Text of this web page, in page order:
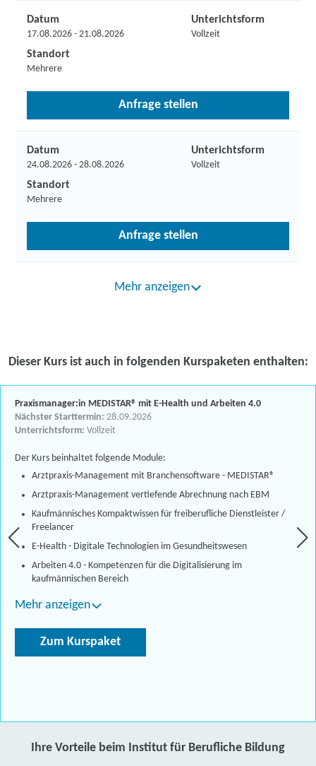
Datum
17.08.2026 - 21.08.2026
Unterichtsform
Vollzeit
Standort
Mehrere
Anfrage stellen
Datum
24.08.2026 - 28.08.2026
Unterichtsform
Vollzeit
Standort
Mehrere
Anfrage stellen
Mehr anzeigen
Dieser Kurs ist auch in folgenden Kurspaketen enthalten:
Praxismanager:in MEDISTAR® mit E-Health und Arbeiten 4.0
Nächster Starttermin: 28.09.2026
Unterrichtsform: Vollzeit
Der Kurs beinhaltet folgende Module:
Arztpraxis-Management mit Branchensoftware - MEDISTAR®
Arztpraxis-Management vertiefende Abrechnung nach EBM
Kaufmännisches Kompaktwissen für freiberufliche Dienstleister /
Freelancer
E-Health - Digitale Technologien im Gesundheitswesen
Arbeiten 4.0 - Kompetenzen für die Digitalisierung im
kaufmännischen Bereich
Mehr anzeigen
Zum Kurspaket
Ihre Vorteile beim Institut für Berufliche Bildung